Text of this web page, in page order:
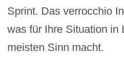
Sprint. Das verrocchio
was für Ihre Situation in
meisten Sinn macht.